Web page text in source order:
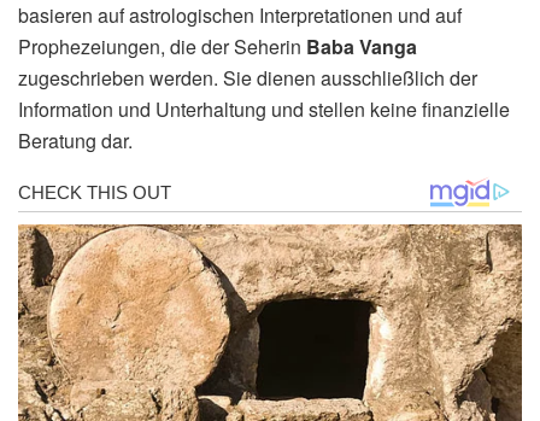
basieren auf astrologischen Interpretationen und auf
Prophezeiungen, die der Seherin Baba Vanga
zugeschrieben werden. Sie dienen ausschließlich der
Information und Unterhaltung und stellen keine finanzielle
Beratung dar.